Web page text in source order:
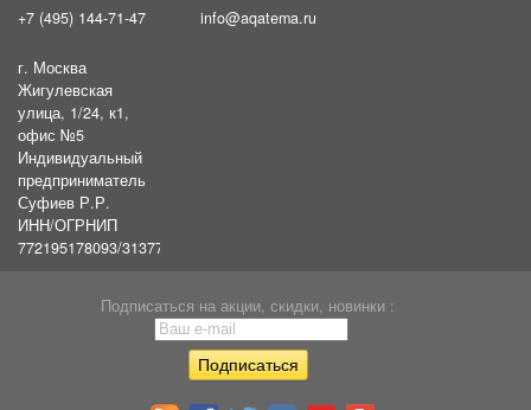
+7 (495) 144-71-47 info@aqatema.ru
г. Москва
Жигулевская
улица, 1/24, к1,
офис №5
Индивидуальный
предприниматель
Суфиев Р.Р.
ИНН/ОГРНИП
772195178093/31377461610054
Подписаться на акции, скидки, новинки :